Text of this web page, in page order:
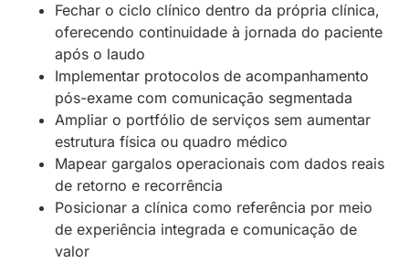
Fechar o ciclo clínico dentro da própria clínica,
oferecendo continuidade à jornada do paciente
após o laudo
Implementar protocolos de acompanhamento
pós-exame com comunicação segmentada
Ampliar o portfólio de serviços sem aumentar
estrutura física ou quadro médico
Mapear gargalos operacionais com dados reais
de retorno e recorrência
Posicionar a clínica como referência por meio
de experiência integrada e comunicação de
valor